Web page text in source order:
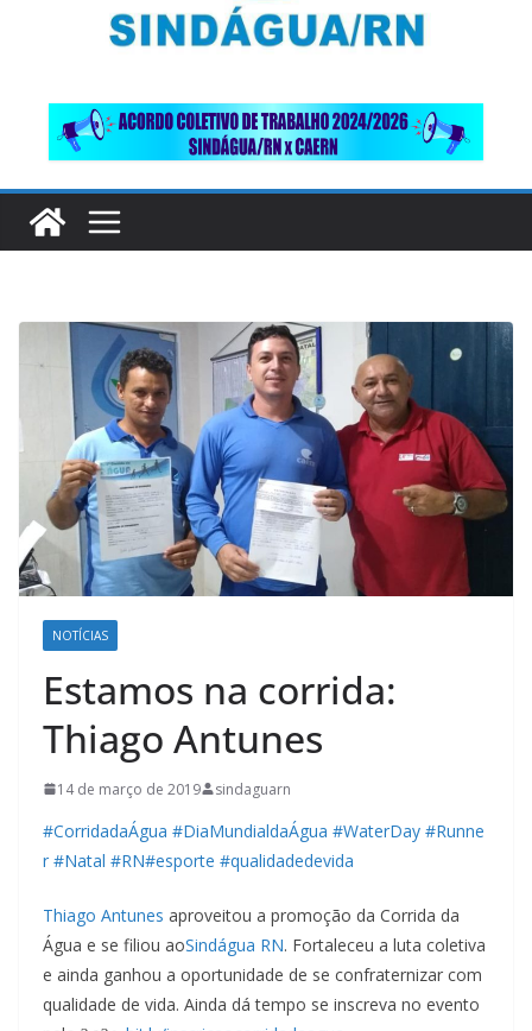
NOTÍCIAS
Estamos na corrida:
Thiago Antunes
14 de março de 2019 sindaguarn
#CorridadaÁgua #DiaMundialdaÁgua #WaterDay #Runne
r #Natal #RN#esporte #qualidadedevida
Thiago Antunes aproveitou a promoção da Corrida da
Água e se filiou aoSindágua RN. Fortaleceu a luta coletiva
e ainda ganhou a oportunidade de se confraternizar com
qualidade de vida. Ainda dá tempo se inscreva no evento